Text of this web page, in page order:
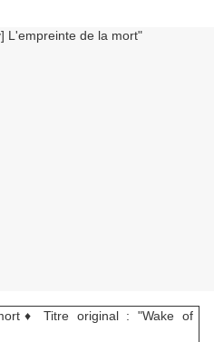
♦ Titre original : "Wake of